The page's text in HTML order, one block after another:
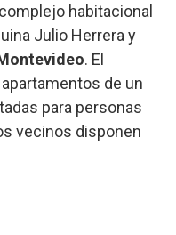
habitacional
Julio Herrera y
. El
de un
para personas
vecinos disponen